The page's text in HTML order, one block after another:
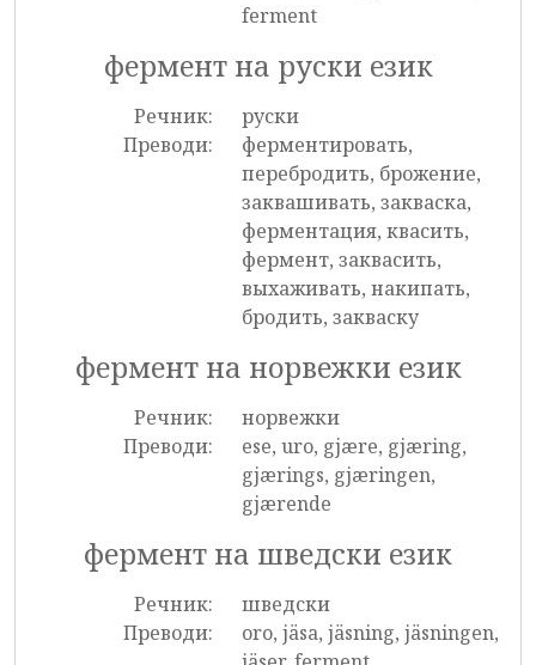
ferment
фермент на руски език
Речник:
руски
Преводи:
ферментировать,
перебродить, брожение,
заквашивать, закваска,
ферментация, квасить,
фермент, заквасить,
выхаживать, накипать,
бродить, закваску
фермент на норвежки език
Речник:
норвежки
Преводи:
ese, uro, gjære, gjæring,
gjærings, gjæringen,
gjærende
фермент на шведски език
Речник:
шведски
Преводи:
oro, jäsa, jäsning, jäsningen,